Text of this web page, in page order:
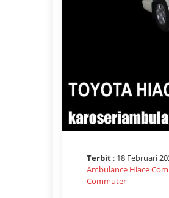
Terbit : 18 Februari
Ambulance Hiace
Commuter